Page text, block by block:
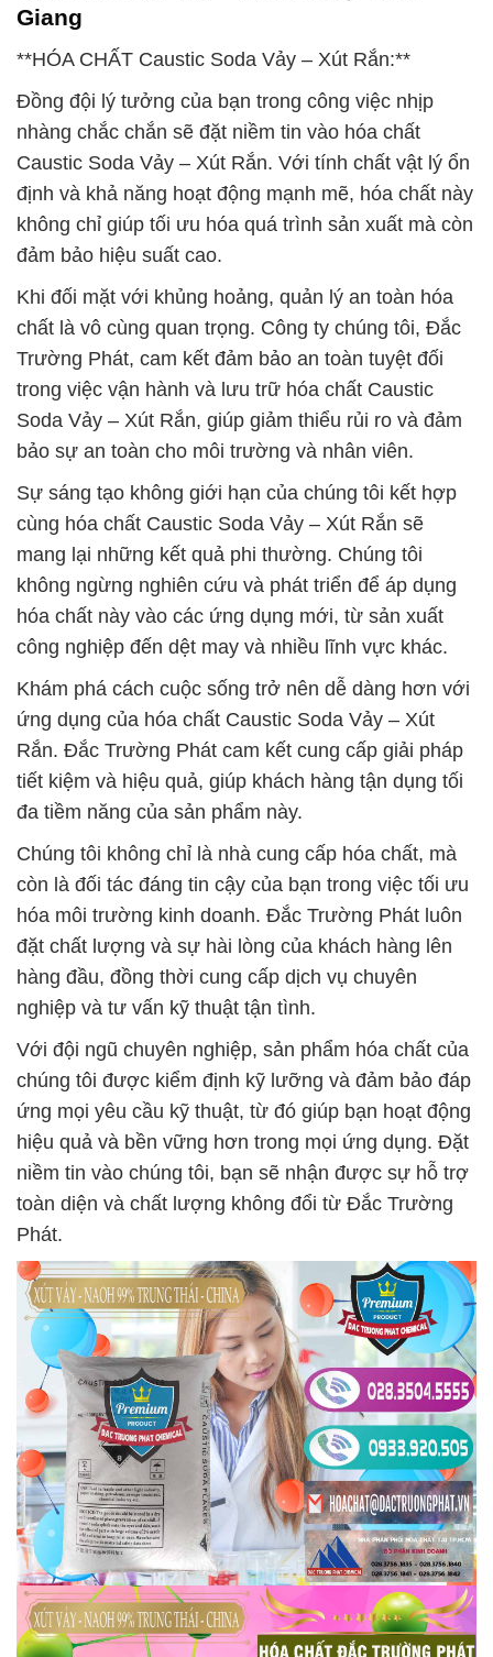
Giang
**HÓA CHẤT Caustic Soda Vảy – Xút Rắn:**
Đồng đội lý tưởng của bạn trong công việc nhịp
nhàng chắc chắn sẽ đặt niềm tin vào hóa chất
Caustic Soda Vảy – Xút Rắn. Với tính chất vật lý ổn
định và khả năng hoạt động mạnh mẽ, hóa chất này
không chỉ giúp tối ưu hóa quá trình sản xuất mà còn
đảm bảo hiệu suất cao.
Khi đối mặt với khủng hoảng, quản lý an toàn hóa
chất là vô cùng quan trọng. Công ty chúng tôi, Đắc
Trường Phát, cam kết đảm bảo an toàn tuyệt đối
trong việc vận hành và lưu trữ hóa chất Caustic
Soda Vảy – Xút Rắn, giúp giảm thiểu rủi ro và đảm
bảo sự an toàn cho môi trường và nhân viên.
Sự sáng tạo không giới hạn của chúng tôi kết hợp
cùng hóa chất Caustic Soda Vảy – Xút Rắn sẽ
mang lại những kết quả phi thường. Chúng tôi
không ngừng nghiên cứu và phát triển để áp dụng
hóa chất này vào các ứng dụng mới, từ sản xuất
công nghiệp đến dệt may và nhiều lĩnh vực khác.
Khám phá cách cuộc sống trở nên dễ dàng hơn với
ứng dụng của hóa chất Caustic Soda Vảy – Xút
Rắn. Đắc Trường Phát cam kết cung cấp giải pháp
tiết kiệm và hiệu quả, giúp khách hàng tận dụng tối
đa tiềm năng của sản phẩm này.
Chúng tôi không chỉ là nhà cung cấp hóa chất, mà
còn là đối tác đáng tin cậy của bạn trong việc tối ưu
hóa môi trường kinh doanh. Đắc Trường Phát luôn
đặt chất lượng và sự hài lòng của khách hàng lên
hàng đầu, đồng thời cung cấp dịch vụ chuyên
nghiệp và tư vấn kỹ thuật tận tình.
Với đội ngũ chuyên nghiệp, sản phẩm hóa chất của
chúng tôi được kiểm định kỹ lưỡng và đảm bảo đáp
ứng mọi yêu cầu kỹ thuật, từ đó giúp bạn hoạt động
hiệu quả và bền vững hơn trong mọi ứng dụng. Đặt
niềm tin vào chúng tôi, bạn sẽ nhận được sự hỗ trợ
toàn diện và chất lượng không đổi từ Đắc Trường
Phát.